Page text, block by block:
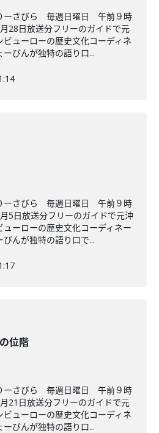
ーさびら 毎週日曜日 午前９時
28日放送分フリーのガイドで元
ューローの歴史文化コーディネ
びんが独特の語り口...
ーさびら 毎週日曜日 午前９時
5日放送分フリーのガイドで元沖
ーローの歴史文化コーディネー
んが独特の語り口で...
位階
ーさびら 毎週日曜日 午前９時
21日放送分フリーのガイドで元
ューローの歴史文化コーディネ
びんが独特の語り口...